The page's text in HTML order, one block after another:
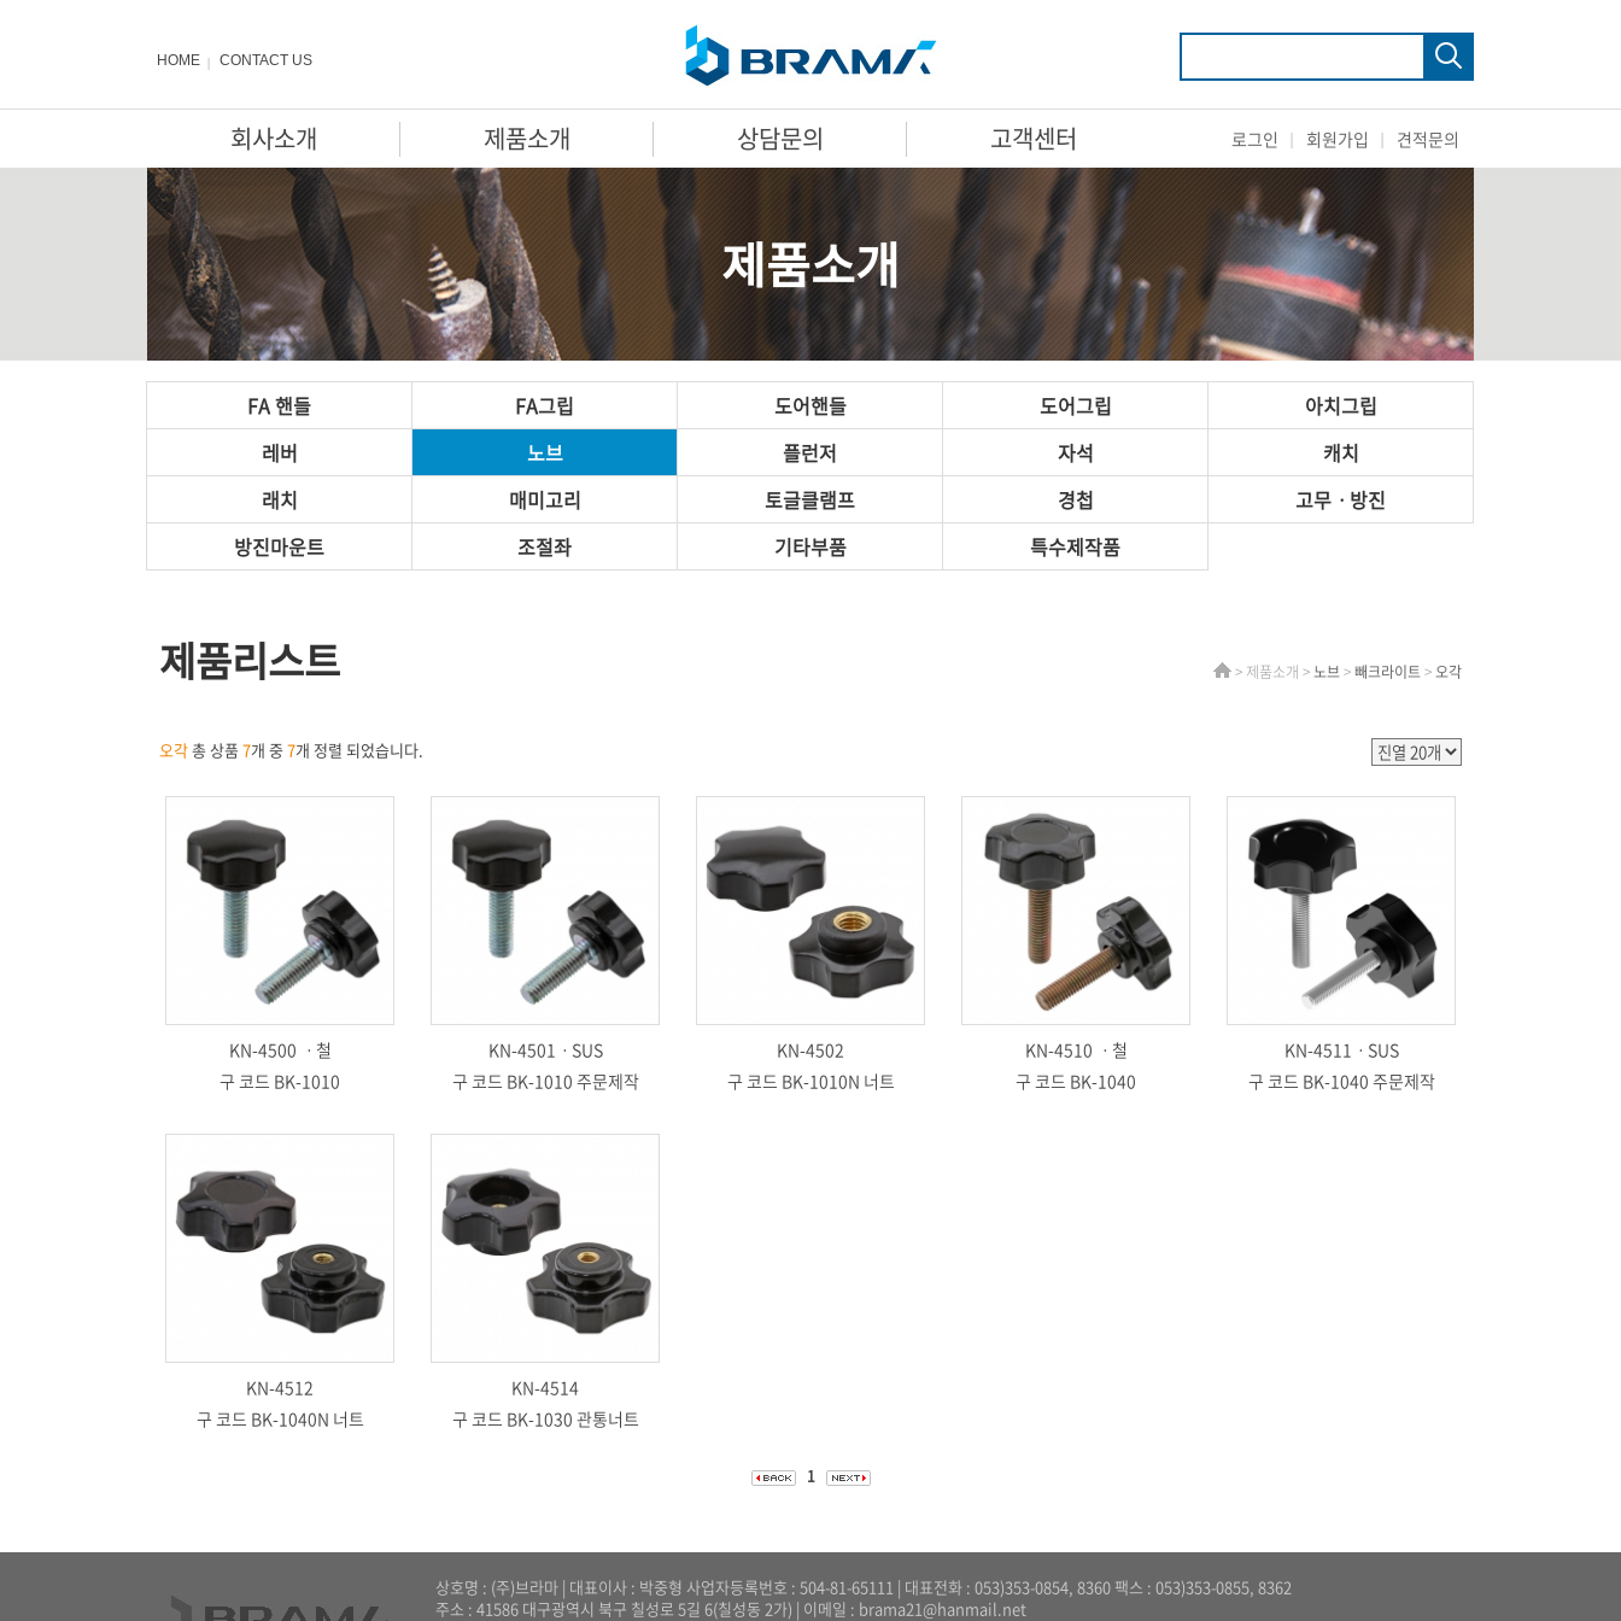
HOME CONTACT US
회사소개 제품소개 상담문의 고객센터 로그인 회원가입 견적문의
제품소개
FA 핸들 FA그립 도어핸들 도어그립
아치그립
레버
노브 플런저 자석
캐치
래치
매미고리 토글클램프 경첩
고무ㆍ방진
방진마운트
조절좌 기타부품 특수제작품
제품리스트 > 제품소개 >노브>빼크라이트>오각
오각총 상품7개 중7개 정렬 되었습니다.
KN-4500 ㆍ철
구 코드 BK-1010
KN-4501ㆍSUS
구 코드 BK-1010 주문제작
KN-4502
구 코드 BK-1010N 너트
KN-4510 ㆍ철
구 코드 BK-1040
KN-4511ㆍSUS
구 코드 BK-1040 주문제작
KN-4512
구 코드 BK-1040N 너트
KN-4514
구 코드 BK-1030 관통너트
1
상호명 : (주)브라마 | 대표이사 : 박중형 사업자등록번호 : 504-81-65111 | 대표전화 : 053)353-0854, 8360 팩스 : 053)353-0855, 8362
주소 : 41586 대구광역시 북구 칠성로 5길 6(칠성동 2가) | 이메일 : brama21@hanmail.net